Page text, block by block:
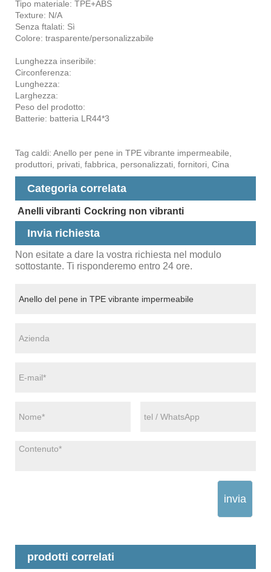
Tipo materiale: TPE+ABS
Texture: N/A
Senza ftalati: Sì
Colore: trasparente/personalizzabile
Lunghezza inseribile:
Circonferenza:
Lunghezza:
Larghezza:
Peso del prodotto:
Batterie: batteria LR44*3
Tag caldi: Anello per pene in TPE vibrante impermeabile,
produttori, privati, fabbrica, personalizzati, fornitori, Cina
Categoria correlata
Anelli vibranti Cockring non vibranti
Invia richiesta
Non esitate a dare la vostra richiesta nel modulo
sottostante. Ti risponderemo entro 24 ore.
invia
prodotti correlati